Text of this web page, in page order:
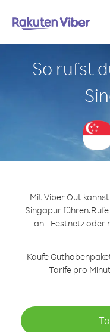
So rufst
Mit Viber Out
Singapur führen.
an - Festnetz oder
Kaufe
Tarife pro